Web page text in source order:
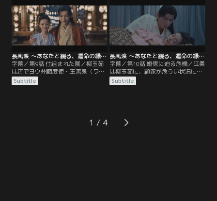
九思は笑顔で見守るが、十分に稼い
だら望みどおり離縁すると言われて
心中は複雑だ。そして翌日、2人の
前に、かつて柳玉茹の想い人だった
葉世安が現れる。
格より大幅に安い商品を用意できる
上に、納期も一月早くできるらし
い。翌日、その洛子商という男から
茶屋に招かれた柳玉茹は、ある取引
を持ちかけられる。
長風渡 ～あなたと綴る、運命の縁～ 第09話／字幕
字幕／第9話 仕組まれた罠／柳玉茹
は店でヨウ州節度使・王善泉（ワ
ン・シャンチュエン）の息子・王栄
（ワン・ロン）に絡まれる。駆けつ
も、江柔の弟である吏部尚書・江河
（ジャン・ハー）の朝廷での立場が
Subtitle
長風渡 ～あなたと綴る、運命の縁～ 第10話／字幕
字幕／第10話 婚家に迫る危機／江柔
は柳玉茹に、顧家が危うい状況にあ
り、災いを避けるにはすみやかにヨ
ウ州を離れるしかないことを伝え
では、国の財政が逼迫していること
に業を煮やした皇帝が、戸部尚書・
Subtitle
1